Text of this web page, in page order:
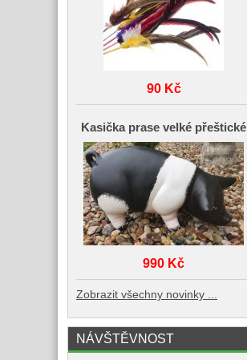
90 Kč
Kasička prase velké přeštické
990 Kč
Zobrazit všechny novinky ...
NÁVŠTĚVNOST